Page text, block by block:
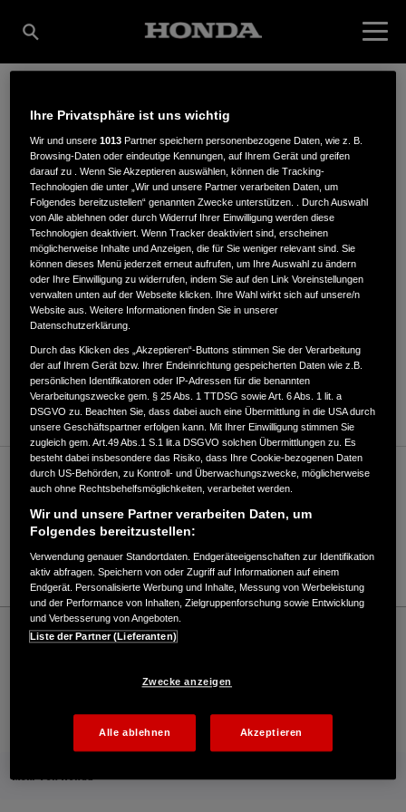
LAYER-GROSSHANDEL
GMBH & CO. KG
Hammerallee,16559,Liebenwalde
ANFAHRTSBESCHREIBUNG ANFORDERN
WEBSITE
Verkauf / Kundendienst
033054/888-0
E-Mail
Honda
Industrie
LAYER-Grosshandel GmbH & Co. KG - Industrial – Honda - HONDA Deutschland
Mehr von Honda
Ihre Privatsphäre ist uns wichtig
Wir und unsere1013 Partner speichern personenbezogene Daten, wie z. B.
Browsing-Daten oder eindeutige Kennungen, auf Ihrem Gerät und greifen
darauf zu . Wenn Sie Akzeptieren auswählen, können die Tracking-
Technologien die unter „Wir und unsere Partner verarbeiten Daten, um
Folgendes bereitzustellen“ genannten Zwecke unterstützen. . Durch Auswahl
von Alle ablehnen oder durch Widerruf Ihrer Einwilligung werden diese
Technologien deaktiviert. Wenn Tracker deaktiviert sind, erscheinen
möglicherweise Inhalte und Anzeigen, die für Sie weniger relevant sind. Sie
können dieses Menü jederzeit erneut aufrufen, um Ihre Auswahl zu ändern
oder Ihre Einwilligung zu widerrufen, indem Sie auf den Link Voreinstellungen
verwalten unten auf der Webseite klicken. Ihre Wahl wirkt sich auf unsere/n
Website aus. Weitere Informationen finden Sie in unserer
Datenschutzerklärung.
Durch das Klicken des „Akzeptieren“-Buttons stimmen Sie der Verarbeitung
der auf Ihrem Gerät bzw. Ihrer Endeinrichtung gespeicherten Daten wie z.B.
persönlichen Identifikatoren oder IP-Adressen für die benannten
Verarbeitungszwecke gem. § 25 Abs. 1 TTDSG sowie Art. 6 Abs. 1 lit. a
DSGVO zu. Beachten Sie, dass dabei auch eine Übermittlung in die USA durch
unsere Geschäftspartner erfolgen kann. Mit Ihrer Einwilligung stimmen Sie
zugleich gem. Art.49 Abs.1 S.1 lit.a DSGVO solchen Übermittlungen zu. Es
besteht dabei insbesondere das Risiko, dass Ihre Cookie-bezogenen Daten
durch US-Behörden, zu Kontroll- und Überwachungszwecke, möglicherweise
auch ohne Rechtsbehelfsmöglichkeiten, verarbeitet werden.
Wir und unsere Partner verarbeiten Daten, um
Folgendes bereitzustellen:
Verwendung genauer Standortdaten. Endgeräteeigenschaften zur Identifikation
aktiv abfragen. Speichern von oder Zugriff auf Informationen auf einem
Endgerät. Personalisierte Werbung und Inhalte, Messung von Werbeleistung
und der Performance von Inhalten, Zielgruppenforschung sowie Entwicklung
und Verbesserung von Angeboten.
Liste der Partner (Lieferanten)
Zwecke anzeigen
Alle ablehnen Akzeptieren